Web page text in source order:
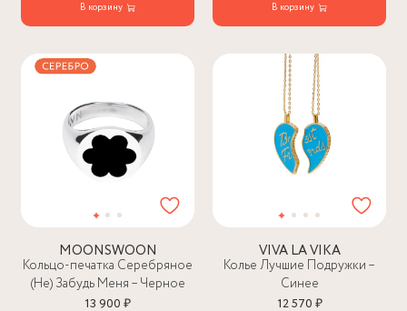
В корзину В корзину
MOONSWOON
Кольцо-печатка Серебряное
(Не) Забудь Меня – Черное
13 900 ₽
VIVA LA VIKA
Колье Лучшие Подружки –
Синее
12 570 ₽